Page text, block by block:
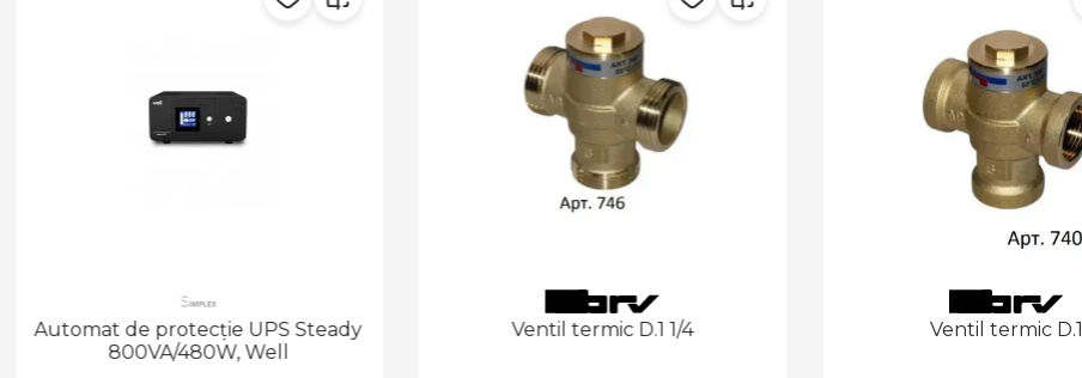
Automat de protecție UPS Steady
800VA/480W, Well
Ventil termic D.1 1/4 Ventil termic D.1